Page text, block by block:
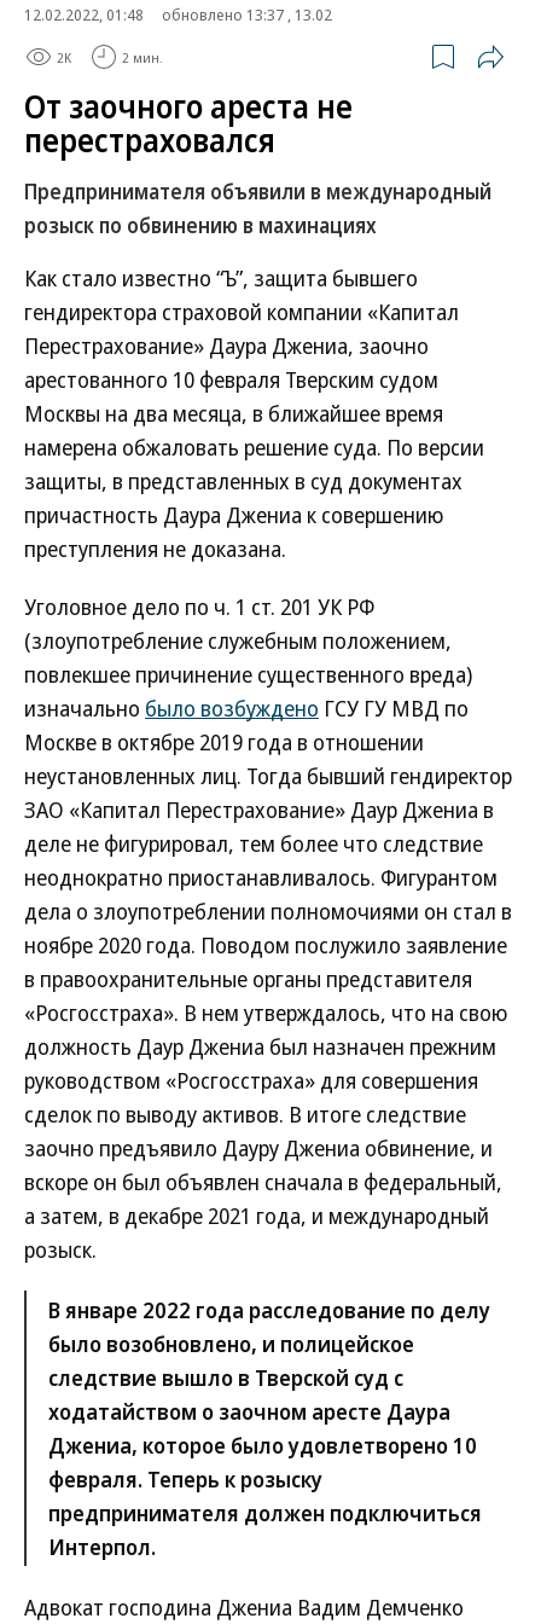
12.02.2022, 01:48
обновлено 13:37 , 13.02
2K 2 мин.
От заочного ареста не
перестраховался
Предпринимателя объявили в международный
розыск по обвинению в махинациях
Как стало известно “Ъ”, защита бывшего
гендиректора страховой компании «Капитал
Перестрахование» Даура Джениа, заочно
арестованного 10 февраля Тверским судом
Москвы на два месяца, в ближайшее время
намерена обжаловать решение суда. По версии
защиты, в представленных в суд документах
причастность Даура Джениа к совершению
преступления не доказана.
Уголовное дело по ч. 1 ст. 201 УК РФ
(злоупотребление служебным положением,
повлекшее причинение существенного вреда)
изначально было возбуждено ГСУ ГУ МВД по
Москве в октябре 2019 года в отношении
неустановленных лиц. Тогда бывший гендиректор
ЗАО «Капитал Перестрахование» Даур Джениа в
деле не фигурировал, тем более что следствие
неоднократно приостанавливалось. Фигурантом
дела о злоупотреблении полномочиями он стал в
ноябре 2020 года. Поводом послужило заявление
в правоохранительные органы представителя
«Росгосстраха». В нем утверждалось, что на свою
должность Даур Джениа был назначен прежним
руководством «Росгосстраха» для совершения
сделок по выводу активов. В итоге следствие
заочно предъявило Дауру Джениа обвинение, и
вскоре он был объявлен сначала в федеральный,
а затем, в декабре 2021 года, и международный
розыск.
В январе 2022 года расследование по делу
было возобновлено, и полицейское
следствие вышло в Тверской суд с
ходатайством о заочном аресте Даура
Джениа, которое было удовлетворено 10
февраля. Теперь к розыску
предпринимателя должен подключиться
Интерпол.
Адвокат господина Джениа Вадим Демченко